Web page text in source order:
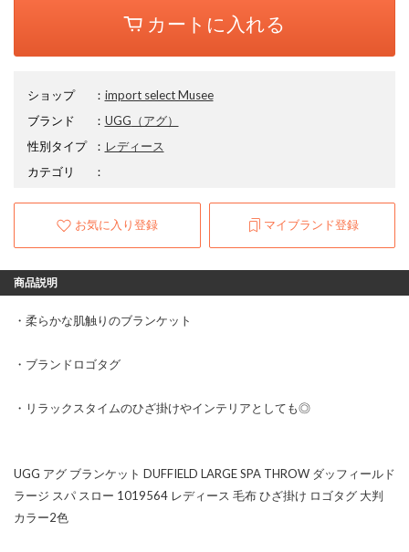
カートに入れる
ショップ ： import select Musee
ブランド
： UGG （アグ）
性別タイプ
： レディース
カテゴリ
：
お気に入り登録 マイブランド登録
商品説明
・柔らかな肌触りのブランケット
・ブランドロゴタグ
・リラックスタイムのひざ掛けやインテリアとしても◎
UGG アグ ブランケット DUFFIELD LARGE SPA THROW ダッフィールド
ラージ スパ スロー 1019564 レディース 毛布 ひざ掛け ロゴタグ 大判
カラー2色